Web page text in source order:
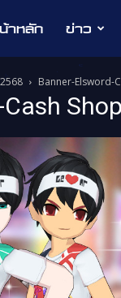
าหลัก ข่าว
Banner-Elsword-